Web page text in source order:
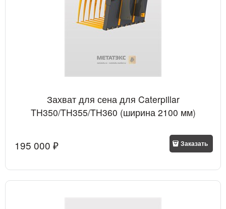
Захват для сена для Caterpillar
TH350/TH355/TH360 (ширина 2100 мм)
195 000 ₽ Заказать